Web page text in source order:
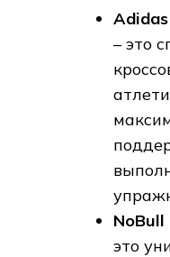
– это
NoBull
это